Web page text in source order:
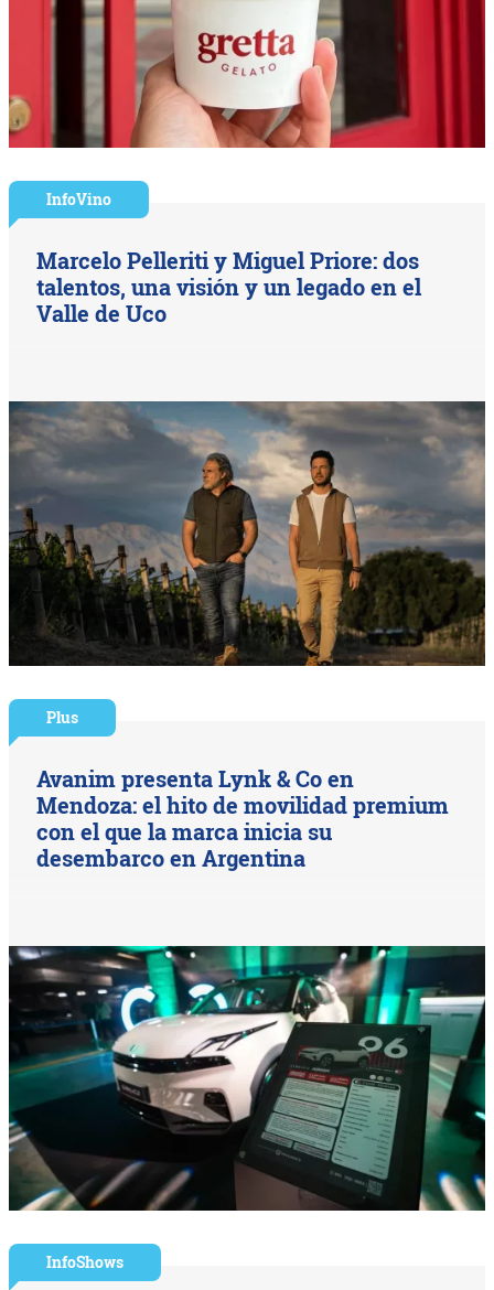
InfoVino
Marcelo Pelleriti y Miguel Priore: dos
talentos, una visión y un legado en el
Valle de Uco
Plus
Avanim presenta Lynk & Co en
Mendoza: el hito de movilidad premium
con el que la marca inicia su
desembarco en Argentina
InfoShows